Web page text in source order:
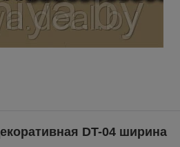
DT-04 ширина